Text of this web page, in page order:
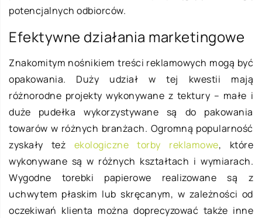
potencjalnych odbiorców.
Efektywne działania marketingowe
Znakomitym nośnikiem treści reklamowych mogą być
opakowania. Duży udział w tej kwestii mają
różnorodne projekty wykonywane z tektury – małe i
duże pudełka wykorzystywane są do pakowania
towarów w różnych branżach. Ogromną popularność
zyskały też ekologiczne torby reklamowe, które
wykonywane są w różnych kształtach i wymiarach.
Wygodne torebki papierowe realizowane są z
uchwytem płaskim lub skręcanym, w zależności od
oczekiwań klienta można doprecyzować także inne